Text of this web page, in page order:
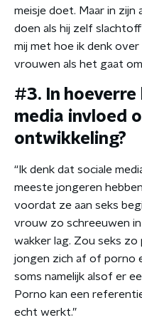
meisje doet. Maar in
doen als hij zelf
mij met hoe ik denk over
vrouwen als het gaat
#3. In hoeverre
media invloed
ontwikkeling?
“Ik denk dat sociale
meeste jongeren
voordat ze aan seks
vrouw zo schreeuwen
wakker lag. Zou seks zo
jongen zich af of porno
soms namelijk alsof er
Porno kan een
echt werkt.”